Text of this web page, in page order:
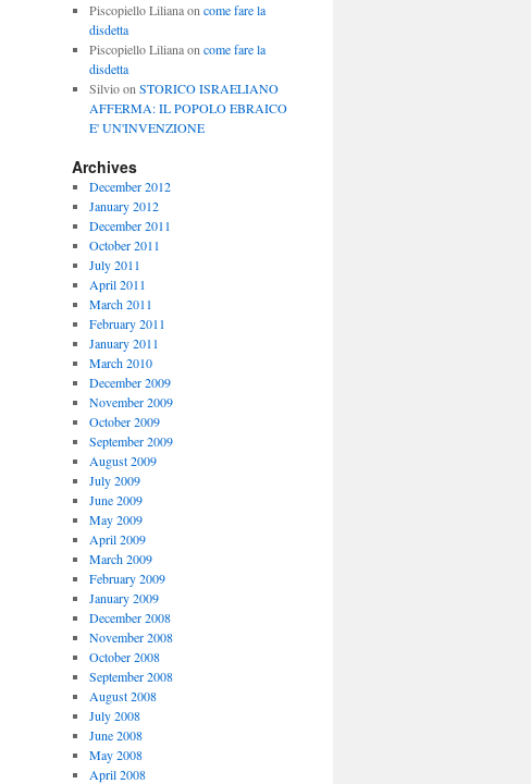
Piscopiello Lilianaon come fare la
disdetta
Piscopiello Lilianaon come fare la
disdetta
Silvioon STORICO ISRAELIANO
AFFERMA: IL POPOLO EBRAICO
E' UN'INVENZIONE
Archives
December 2012
January 2012
December 2011
October 2011
July 2011
April 2011
March 2011
February 2011
January 2011
March 2010
December 2009
November 2009
October 2009
September 2009
August 2009
July 2009
June 2009
May 2009
April 2009
March 2009
February 2009
January 2009
December 2008
November 2008
October 2008
September 2008
August 2008
July 2008
June 2008
May 2008
April 2008